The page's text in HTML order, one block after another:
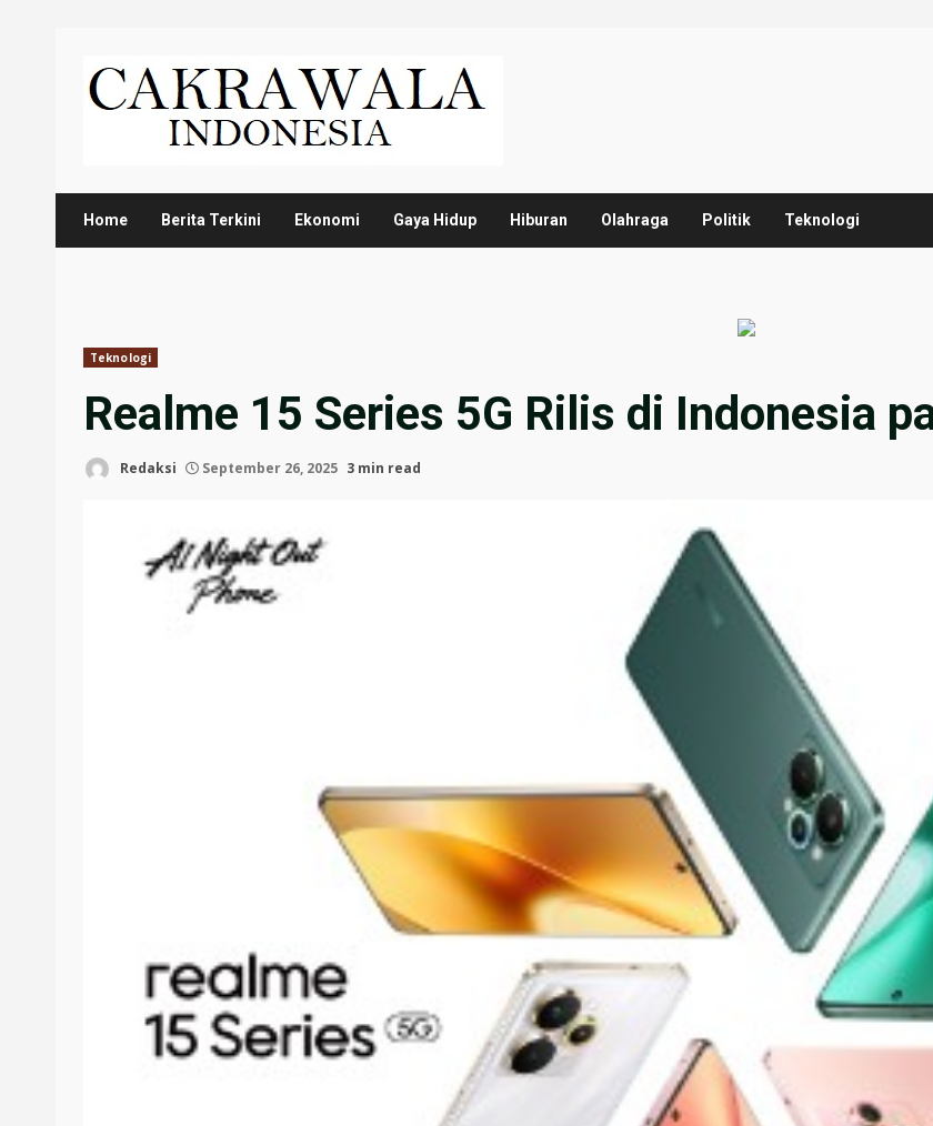
content
Home Berita Terkini Ekonomi Gaya Hidup Hiburan Olahraga Politik Teknologi
Teknologi
Realme 15 Series 5G Rilis di Indonesia
Redaksi September 26, 2025 3 min read